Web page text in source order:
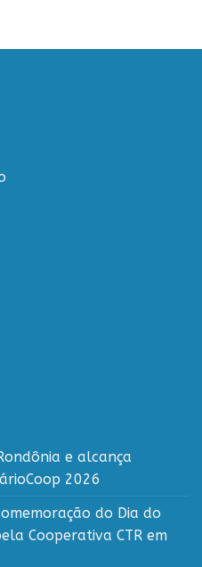
e alcança
2026
do Dia do
Cooperativa CTR em